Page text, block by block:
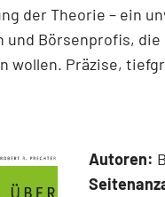
der Theorie – ein
und Börsenprofis,
wollen. Präzise,
Autoren: